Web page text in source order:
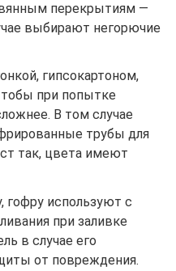
перекрытиям —
выбирают негорючие
гипсокартоном,
при попытке
В том случае
трубы для
так, цвета имеют
гофру используют с
при заливке
в случае его
от повреждения.